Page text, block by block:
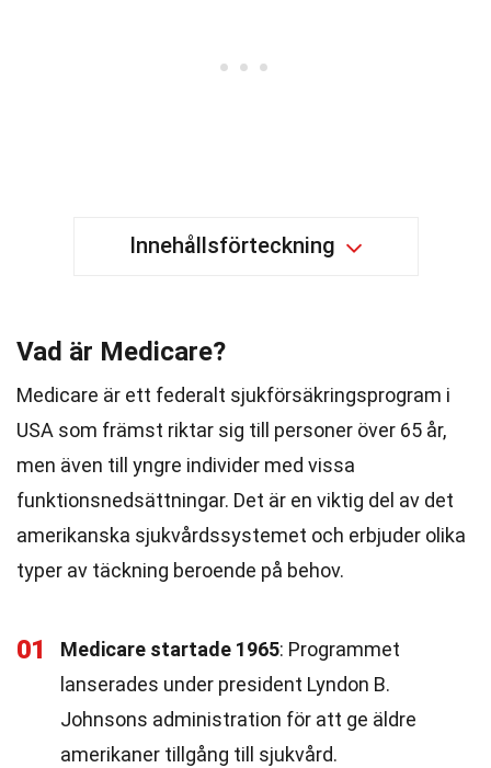
Innehållsförteckning
Vad är Medicare?
Medicare är ett federalt sjukförsäkringsprogram i
USA som främst riktar sig till personer över 65 år,
men även till yngre individer med vissa
funktionsnedsättningar. Det är en viktig del av det
amerikanska sjukvårdssystemet och erbjuder olika
typer av täckning beroende på behov.
01 Medicare startade 1965: Programmet
lanserades under president Lyndon B.
Johnsons administration för att ge äldre
amerikaner tillgång till sjukvård.